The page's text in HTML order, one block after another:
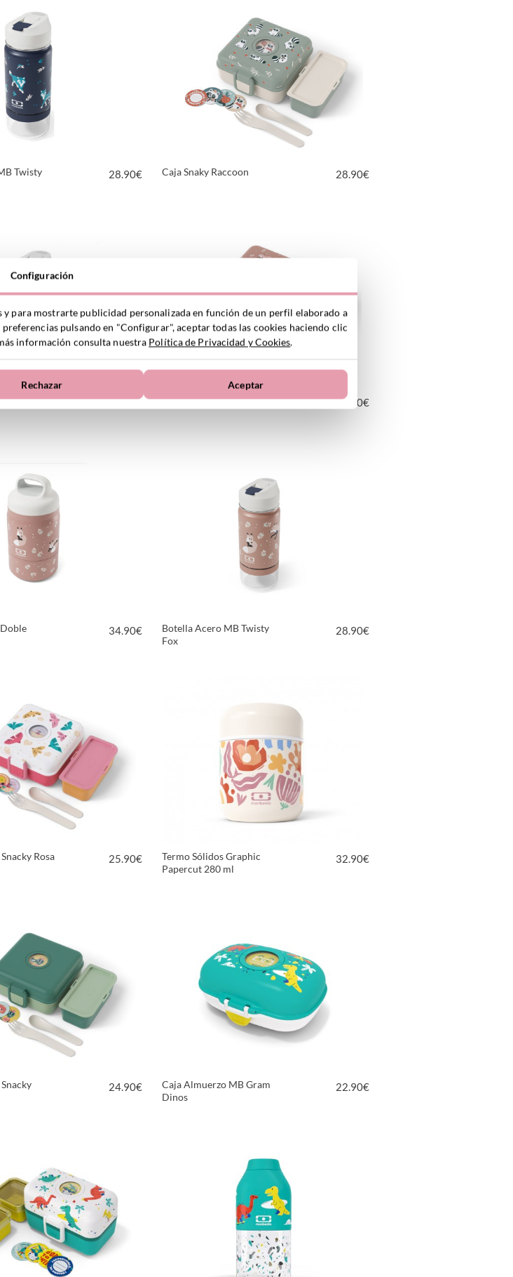
Twisty
28.90€ Caja Snaky Raccoon 28.90€
Twisty
28.90€ Caja Almuerzo Snacky Fox 28.90€
34.90€
Botella Acero MB Twisty
Fox
28.90€
Rosa
25.90€
Termo Sólidos Graphic
Papercut 280 ml
32.90€
24.90€
Caja Almuerzo MB Gram
Dinos
22.90€
Configuración
para mostrarte publicidad personalizada en función de un perfil elaborado a
pulsando en "Configurar", aceptar todas las cookies haciendo clic
información consulta nuestra Política de Privacidad y Cookies.
Rechazar Aceptar